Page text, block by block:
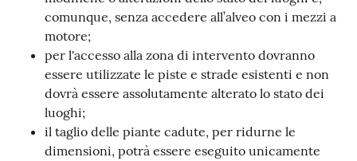
comunque, senza accedere all’alveo con i mezzi a
motore;
per l'accesso alla zona di intervento dovranno
essere utilizzate le piste e strade esistenti e non
dovrà essere assolutamente alterato lo stato dei
luoghi;
il taglio delle piante cadute, per ridurne le
dimensioni, potrà essere eseguito unicamente